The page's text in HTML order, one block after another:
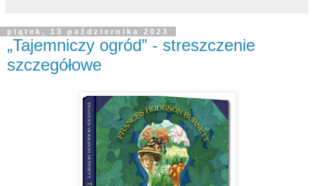
piątek, 13 października 2023
„Tajemniczy ogród” - streszczenie
szczegółowe